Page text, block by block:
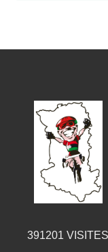
391201 VISITES